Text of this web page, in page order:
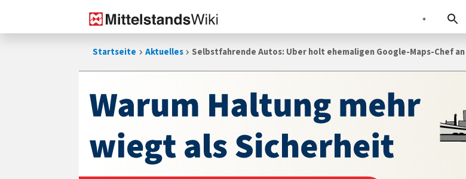
Startseite Aktuelles Selbstfahrende Autos: Uber holt ehemaligen Google-Maps-Chef